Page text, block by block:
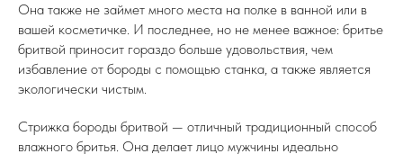
Она также не займет много места на полке в ванной или в
вашей косметичке. И последнее, но не менее важное: бритье
бритвой приносит гораздо больше удовольствия, чем
избавление от бороды с помощью станка, а также является
экологически чистым.
Стрижка бороды бритвой — отличный традиционный способ
влажного бритья. Она делает лицо мужчины идеально